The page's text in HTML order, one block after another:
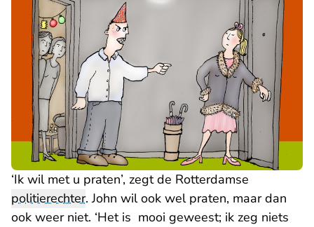
‘Ik wil met u praten’, zegt de Rotterdamse
politierechter. John wil ook wel praten, maar dan
ook weer niet. ‘Het is mooi geweest; ik zeg niets